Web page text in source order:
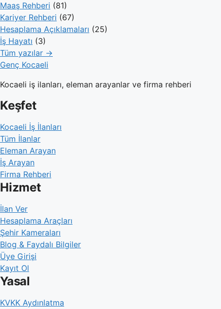
Maaş Rehberi (81)
Kariyer Rehberi (67)
Hesaplama Açıklamaları (25)
İş Hayatı (3)
Tüm yazılar →
Genç Kocaeli
Kocaeli iş ilanları, eleman arayanlar ve firma rehberi
Keşfet
Kocaeli İş İlanları
Tüm İlanlar
Eleman Arayan
İş Arayan
Firma Rehberi
Hizmet
İlan Ver
Hesaplama Araçları
Şehir Kameraları
Blog & Faydalı Bilgiler
Üye Girişi
Kayıt Ol
Yasal
KVKK Aydınlatma